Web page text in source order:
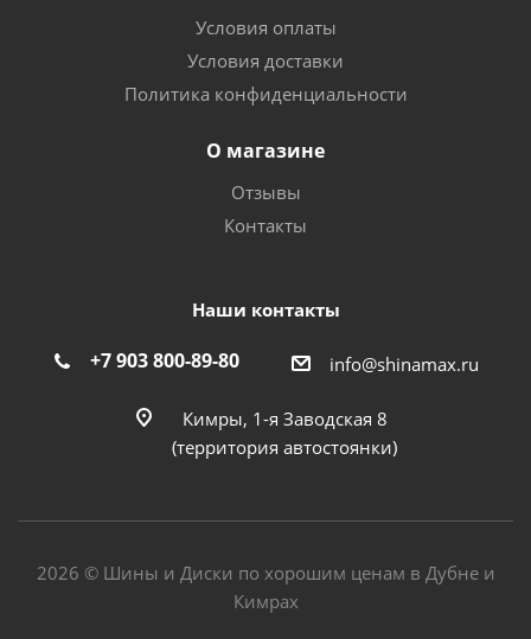
Условия оплаты
Условия доставки
Политика конфиденциальности
О магазине
Отзывы
Контакты
Наши контакты
+7 903 800-89-80 info@shinamax.ru
Кимры, 1-я Заводская 8
(территория автостоянки)
2026 © Шины и Диски по хорошим ценам в Дубне и
Кимрах